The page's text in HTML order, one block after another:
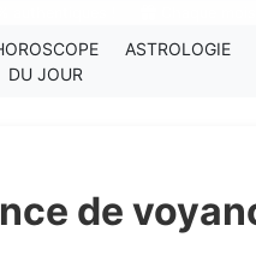
DU JOUR
ASTROLOGIE
de